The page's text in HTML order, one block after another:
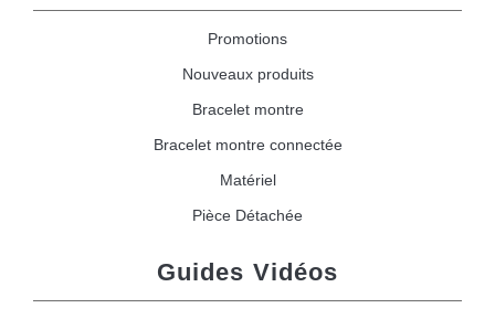
Promotions
Nouveaux produits
Bracelet montre
Bracelet montre connectée
Matériel
Pièce Détachée
Guides Vidéos